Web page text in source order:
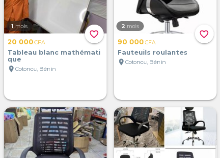
favorite_border
1 mois
20 000CFA
Tableau blanc mathémati
que
location_on Cotonou, Bénin
favorite_border
2 mois
90 000CFA
Fauteuils roulantes
location_on Cotonou, Bénin